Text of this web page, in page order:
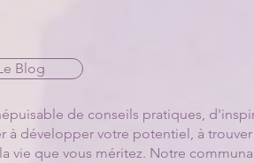
Blog
de conseils pratiques,
à développer votre potentiel, à
vie que vous méritez. Notre